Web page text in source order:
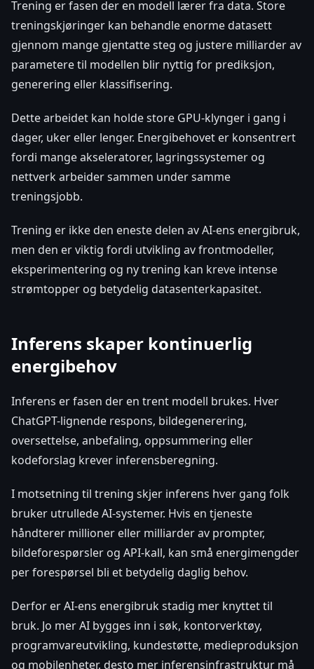
Trening er fasen der en modell lærer fra data. Store
treningskjøringer kan behandle enorme datasett
gjennom mange gjentatte steg og justere milliarder av
parametere til modellen blir nyttig for prediksjon,
generering eller klassifisering.
Dette arbeidet kan holde store GPU-klynger i gang i
dager, uker eller lenger. Energibehovet er konsentrert
fordi mange akseleratorer, lagringssystemer og
nettverk arbeider sammen under samme
treningsjobb.
Trening er ikke den eneste delen av AI-ens energibruk,
men den er viktig fordi utvikling av frontmodeller,
eksperimentering og ny trening kan kreve intense
strømtopper og betydelig datasenterkapasitet.
Inferens skaper kontinuerlig
energibehov
Inferens er fasen der en trent modell brukes. Hver
ChatGPT-lignende respons, bildegenerering,
oversettelse, anbefaling, oppsummering eller
kodeforslag krever inferensberegning.
I motsetning til trening skjer inferens hver gang folk
bruker utrullede AI-systemer. Hvis en tjeneste
håndterer millioner eller milliarder av prompter,
bildeforespørsler og API-kall, kan små energimengder
per forespørsel bli et betydelig daglig behov.
Derfor er AI-ens energibruk stadig mer knyttet til
bruk. Jo mer AI bygges inn i søk, kontorverktøy,
programvareutvikling, kundestøtte, medieproduksjon
og mobilenheter, desto mer inferensinfrastruktur må